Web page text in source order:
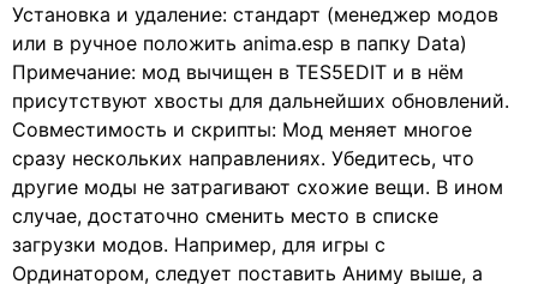
Установка и удаление: стандарт (менеджер модов
или в ручное положить anima.esp в папку Data)
Примечание: мод вычищен в TES5EDIT и в нём
присутствуют хвосты для дальнейших обновлений.
Совместимость и скрипты: Мод меняет многое
сразу нескольких направлениях. Убедитесь, что
другие моды не затрагивают схожие вещи. В ином
случае, достаточно сменить место в списке
загрузки модов. Например, для игры с
Ординатором, следует поставить Аниму выше, а